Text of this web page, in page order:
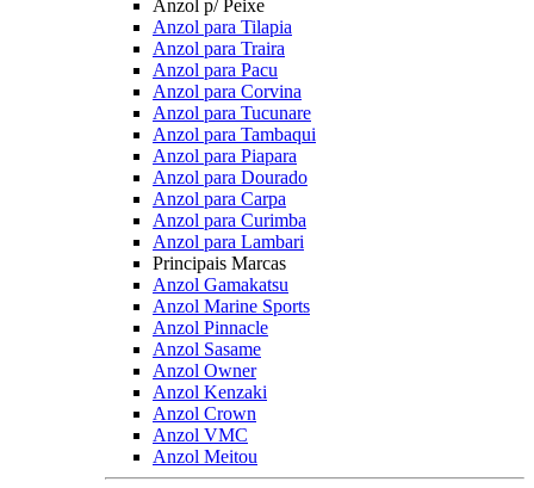
Anzol p/ Peixe
Anzol para Tilapia
Anzol para Traira
Anzol para Pacu
Anzol para Corvina
Anzol para Tucunare
Anzol para Tambaqui
Anzol para Piapara
Anzol para Dourado
Anzol para Carpa
Anzol para Curimba
Anzol para Lambari
Principais Marcas
Anzol Gamakatsu
Anzol Marine Sports
Anzol Pinnacle
Anzol Sasame
Anzol Owner
Anzol Kenzaki
Anzol Crown
Anzol VMC
Anzol Meitou